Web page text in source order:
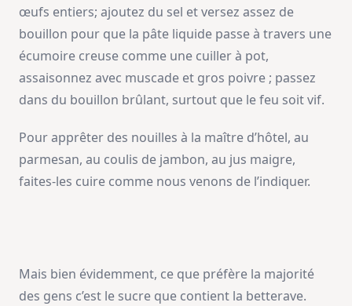
œufs entiers; ajoutez du sel et versez assez de
bouillon pour que la pâte liquide passe à travers une
écumoire creuse comme une cuiller à pot,
assaisonnez avec muscade et gros poivre ; passez
dans du bouillon brûlant, surtout que le feu soit vif.
Pour apprêter des nouilles à la maître d’hôtel, au
parmesan, au coulis de jambon, au jus maigre,
faites-les cuire comme nous venons de l’indiquer.
Mais bien évidemment, ce que préfère la majorité
des gens c’est le sucre que contient la betterave.